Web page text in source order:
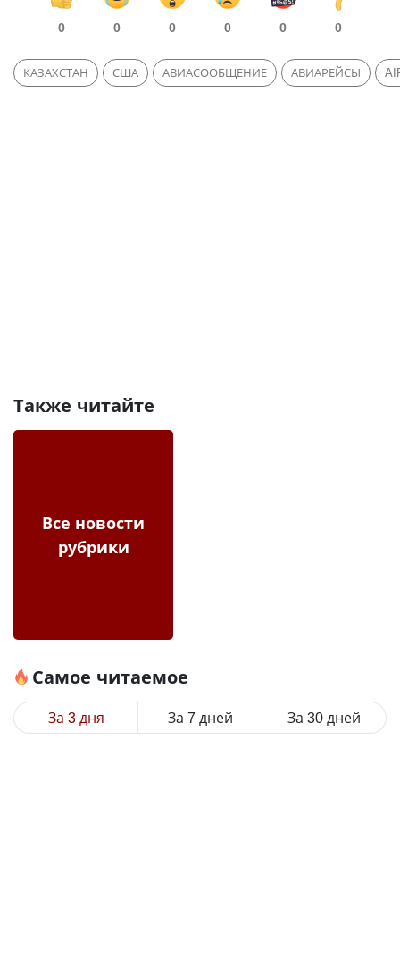
0 0 0 0 0 0
КАЗАХСТАН США АВИАСООБЩЕНИЕ АВИАРЕЙСЫ
Также читайте
Все новости
рубрики
Самое читаемое
За 3 дня За 7 дней За 30 дней